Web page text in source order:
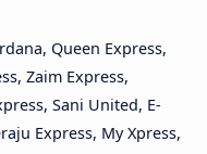
Queen Express,
Zaim Express,
Sani United, E-
Express, My Xpress,